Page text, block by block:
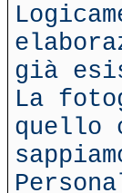
già
La
quello